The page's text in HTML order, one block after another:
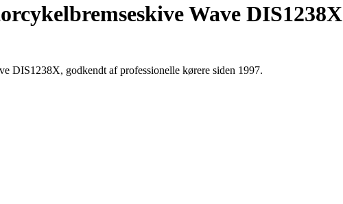
Wave DIS1238X
DIS1238X, godkendt af professionelle kørere siden 1997.